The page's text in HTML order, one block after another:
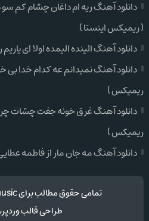
دانلود آهنگ ریه ام داغان چشام کم
( ریمیکس اینستا )
دانلود آهنگ الینده الیمده اولا ای
دانلود آهنگ نمیدانم عه کدام خدا بی
ریمیکس )
دانلود آهنگ غرق خونه جفت چشات
ریمیکس )
دانلود آهنگ مه جان مار از فاطمه
تمامی حقوق مطالب برای apamusic محفوظ است
طراحی قالب